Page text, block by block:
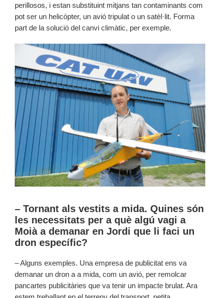
perillosos, i estan substituint mitjans tan contaminants com
pot ser un helicòpter, un avió tripulat o un satèl·lit. Forma
part de la solució del canvi climàtic, per exemple.
– Tornant als vestits a mida. Quines són
les necessitats per a què algú vagi a
Moià a demanar en Jordi que li faci un
dron específic?
– Alguns exemples. Una empresa de publicitat ens va
demanar un dron a a mida, com un avió, per remolcar
pancartes publicitàries que va tenir un impacte brulat. Ara